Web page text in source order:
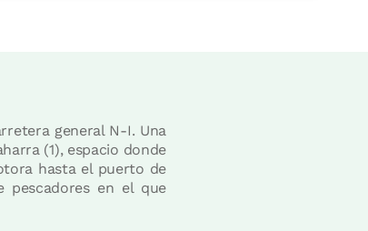
general N-I. Una
(1), espacio donde
hasta el puerto de
pescadores en el que